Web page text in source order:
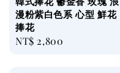
漫粉紫白色系 心型 鮮花
捧花
Regular
NT$ 2,800